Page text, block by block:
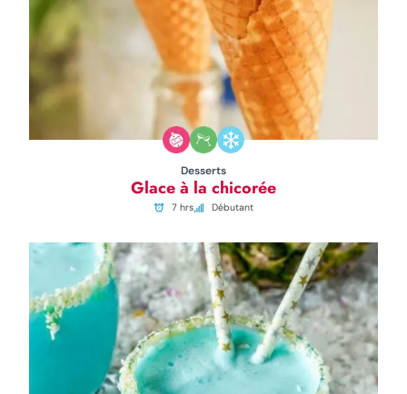
Desserts
Glace à la chicorée
7 hrs Débutant